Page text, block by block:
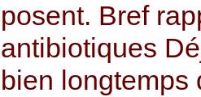
posent. Bref
antibiotiques
bien longtemps